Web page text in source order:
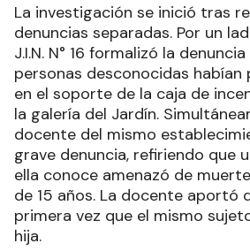
La investigación se inició tras
denuncias separadas. Por un
J.I.N. N° 16 formalizó la
personas desconocidas
en el soporte de la caja de
la galería del Jardín.
docente del mismo
grave denuncia, refiriendo que
ella conoce amenazó de
de 15 años. La docente aportó
primera vez que el mismo
hija.